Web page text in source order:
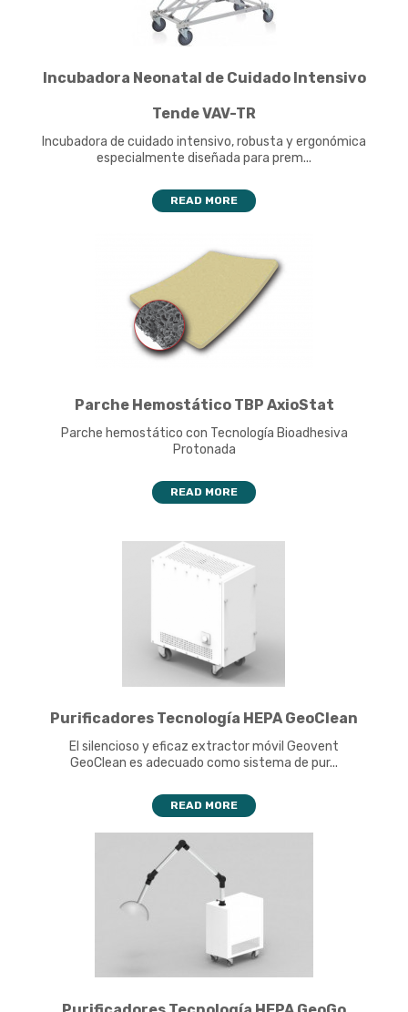
Incubadora Neonatal de Cuidado Intensivo
Tende VAV-TR
Incubadora de cuidado intensivo, robusta y ergonómica
especialmente diseñada para prem...
READ MORE
Parche Hemostático TBP AxioStat
Parche hemostático con Tecnología Bioadhesiva
Protonada
READ MORE
Purificadores Tecnología HEPA GeoClean
El silencioso y eficaz extractor móvil Geovent
GeoClean es adecuado como sistema de pur...
READ MORE